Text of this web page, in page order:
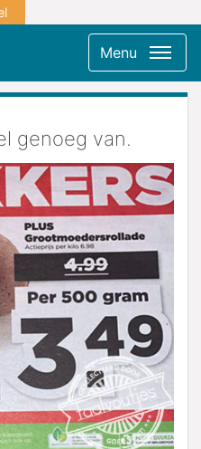
Menu
genoeg van.